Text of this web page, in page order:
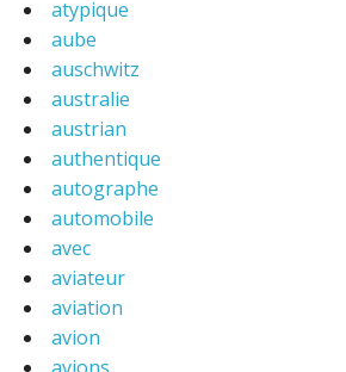
atypique
aube
auschwitz
australie
austrian
authentique
autographe
automobile
avec
aviateur
aviation
avion